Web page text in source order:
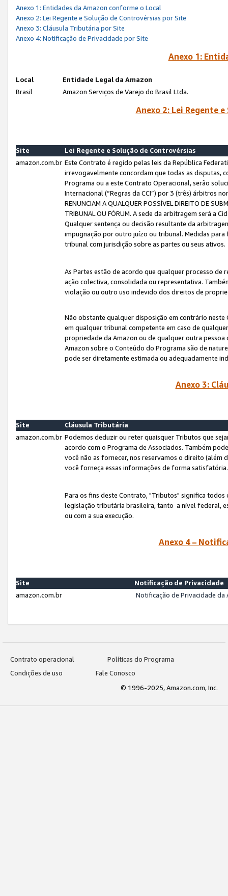
Anexo 1: Entidades da Amazon conforme o Local
Anexo 2: Lei Regente e Solução de Controvérsias por Site
Anexo 3: Cláusula Tributária por Site
Anexo 4: Notificação de Privacidade por Site
Anexo 1:
Local
Entidade Legal da Amazon
Brasil
Amazon Serviços de Varejo do Brasil Ltda.
Anexo 2: Lei Regente
Site
Lei Regente e Solução de Controvérsias
amazon.com.br Este Contrato é regido pelas leis da República
irrevogavelmente concordam que todas as disputas,
Programa ou a este Contrato Operacional, serão
Internacional (“Regras da CCI”) por 3 (três) árbitros
RENUNCIAM A QUALQUER POSSÍVEL DIREITO DE
TRIBUNAL OU FÓRUM. A sede da arbitragem será a
Qualquer sentença ou decisão resultante da
impugnação por outro juízo ou tribunal. Medidas
tribunal com jurisdição sobre as partes ou seus ativos.
As Partes estão de acordo que qualquer processo
ação colectiva, consolidada ou representativa.
violação ou outro uso indevido dos direitos de
Não obstante qualquer disposição em contrário
em qualquer tribunal competente em caso de
propriedade da Amazon ou de qualquer outra
Amazon sobre o Conteúdo do Programa são de
pode ser diretamente estimada ou adequadamente
Anexo 3:
Site
Cláusula Tributária
amazon.com.br Podemos deduzir ou reter quaisquer Tributos que
acordo com o Programa de Associados. Também
você não as fornecer, nos reservamos o direito (além
você forneça essas informações de forma
Para os fins deste Contrato, "Tributos" significa
legislação tributária brasileira, tanto a nível federal,
ou com a sua execução.
Anexo 4 –
Site
Notificação de Privacidade
amazon.com.br
Notificação de Privacidade
Contrato operacional
Políticas do Programa
Condições de uso
Fale Conosco
© 1996-2025, Amazon.com, Inc.